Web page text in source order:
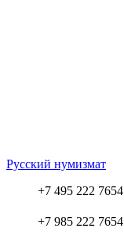
Русский нумизмат
+7 495 222 7654
+7 985 222 7654